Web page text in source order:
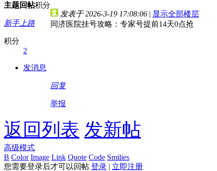
主题回帖积分
新手上路
积分
2
发消息
发表于 2026-3-19 17:08:06 | 显示全部楼层
同济医院挂号攻略：专家号提前14天0点抢
回复
举报
返回列表 发新帖
高级模式
B Color Image Link Quote Code Smilies
您需要登录后才可以回帖 登录 | 立即注册